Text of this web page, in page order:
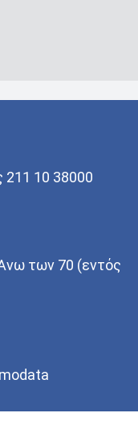
211 10 38000
των 70 (εντός